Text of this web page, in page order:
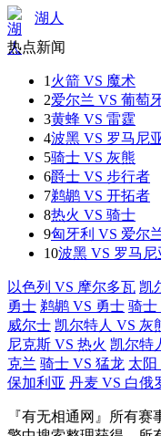
湖人
热点新闻
1 火箭 VS 魔术
2爱尔兰 VS 葡萄
3黄蜂 VS 雷霆
4波黑 VS 罗马尼
5骑士 VS 灰熊
6爵士 VS 步行者
7鹈鹕 VS 开拓者
8热火 VS 骑士
9匈牙利 VS 爱尔
10波黑 VS 罗马尼
以色列 VS 摩尔多瓦 凯
勇士 鹈鹕 VS 勇士 骑士
威尔士 凯尔特人 VS 灰
尼克斯 VS 热火 凯尔特
克兰 骑士 VS 猛龙 太阳
保加利亚 丹麦 VS 白俄
『有无相通网』所有赛